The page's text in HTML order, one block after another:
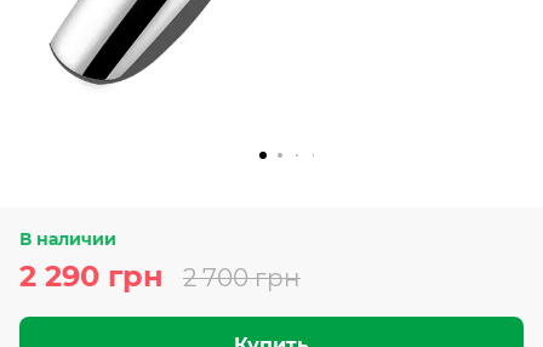
В наличии
2 290 грн 2 700 грн